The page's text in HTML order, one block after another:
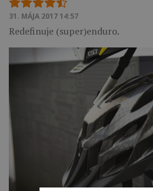
31. MÁJA 2017 14:57
Redefinuje (super)enduro.